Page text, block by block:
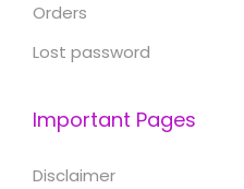
Orders
Lost password
Important Pages
Disclaimer